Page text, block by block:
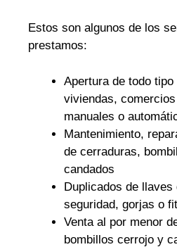
Estos son algunos de los
prestamos:
Apertura de todo
viviendas,
manuales o
Mantenimiento,
de cerraduras,
candados
Duplicados de llaves
seguridad, gorjas o
Venta al por menor
bombillos cerrojo y